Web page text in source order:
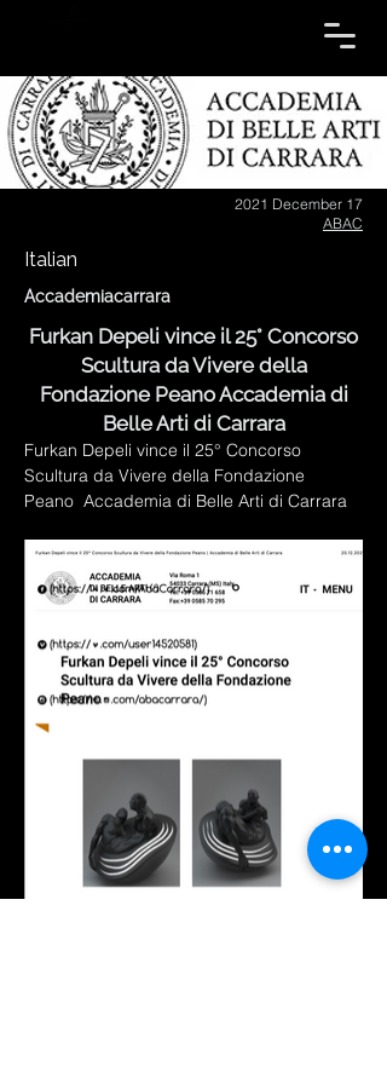
2021 December 17
ABAC
Italian
Accademiacarrara
Furkan Depeli vince il 25° Concorso
Scultura da Vivere della
Fondazione Peano Accademia di
Belle Arti di Carrara
Furkan Depeli vince il 25° Concorso
Scultura da Vivere della Fondazione
Peano  Accademia di Belle Arti di Carrara